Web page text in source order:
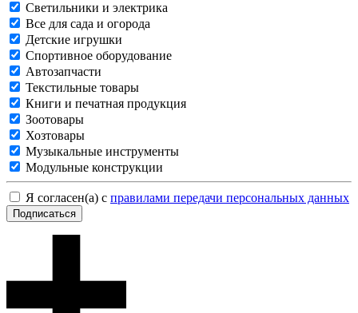
Светильники и электрика
Все для сада и огорода
Детские игрушки
Спортивное оборудование
Автозапчасти
Текстильные товары
Книги и печатная продукция
Зоотовары
Хозтовары
Музыкальные инструменты
Модульные конструкции
Я согласен(а) с правилами передачи персональных данных
Подписаться